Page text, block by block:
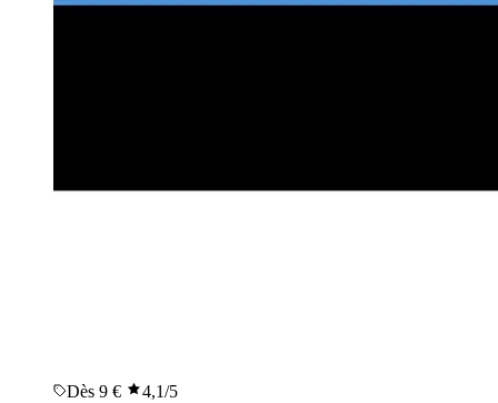
Dès 9 € 4,1/5